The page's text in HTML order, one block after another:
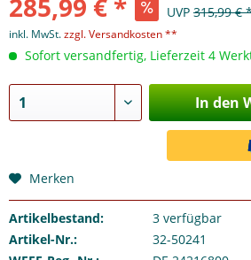
285,99 € * UVP 315,99 €
inkl. MwSt.zzgl. Versandkosten **
Sofort versandfertig, Lieferzeit 4
In den
Merken
Artikelbestand: 3verfügbar
Artikel-Nr.:
32-50241